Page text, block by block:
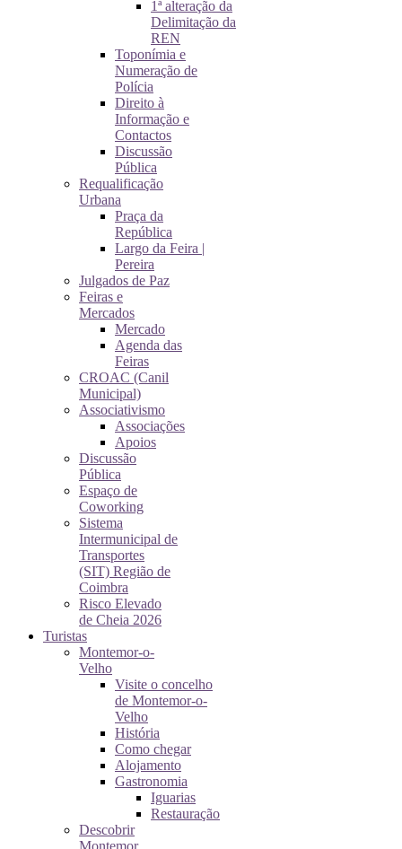
1ª alteração da
Delimitação da
REN
Toponímia e
Numeração de
Polícia
Direito à
Informação e
Contactos
Discussão
Pública
Requalificação
Urbana
Praça da
República
Largo da Feira |
Pereira
Julgados de Paz
Feiras e
Mercados
Mercado
Agenda das
Feiras
CROAC (Canil
Municipal)
Associativismo
Associações
Apoios
Discussão
Pública
Espaço de
Coworking
Sistema
Intermunicipal de
Transportes
(SIT) Região de
Coimbra
Risco Elevado
de Cheia 2026
Turistas
Montemor-o-
Velho
Visite o concelho
de Montemor-o-
Velho
História
Como chegar
Alojamento
Gastronomia
Iguarias
Restauração
Descobrir
Montemor